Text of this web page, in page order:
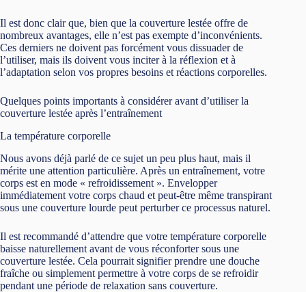
Il est donc clair que, bien que la couverture lestée offre de
nombreux avantages, elle n’est pas exempte d’inconvénients.
Ces derniers ne doivent pas forcément vous dissuader de
l’utiliser, mais ils doivent vous inciter à la réflexion et à
l’adaptation selon vos propres besoins et réactions corporelles.
Quelques points importants à considérer avant d’utiliser la
couverture lestée après l’entraînement
La température corporelle
Nous avons déjà parlé de ce sujet un peu plus haut, mais il
mérite une attention particulière. Après un entraînement, votre
corps est en mode « refroidissement ». Envelopper
immédiatement votre corps chaud et peut-être même transpirant
sous une couverture lourde peut perturber ce processus naturel.
Il est recommandé d’attendre que votre température corporelle
baisse naturellement avant de vous réconforter sous une
couverture lestée. Cela pourrait signifier prendre une douche
fraîche ou simplement permettre à votre corps de se refroidir
pendant une période de relaxation sans couverture.